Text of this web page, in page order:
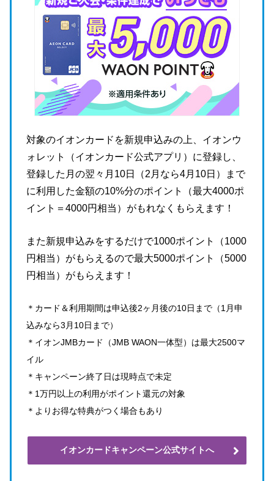
対象のイオンカードを新規申込みの上、イオンウ
ォレット（イオンカード公式アプリ）に登録し、
登録した月の翌々月10日（2月なら4月10日）まで
に利用した金額の10%分のポイント（最大4000ポ
イント＝4000円相当）がもれなくもらえます！
また新規申込みをするだけで1000ポイント（1000
円相当）がもらえるので最大5000ポイント（5000
円相当）がもらえます！
＊カード＆利用期間は申込後2ヶ月後の10日まで（1月申
込みなら3月10日まで）
＊イオンJMBカード（JMB WAON一体型）は最大2500マ
イル
＊キャンペーン終了日は現時点で未定
＊1万円以上の利用がポイント還元の対象
＊よりお得な特典がつく場合もあり
イオンカードキャンペーン公式サイトへ